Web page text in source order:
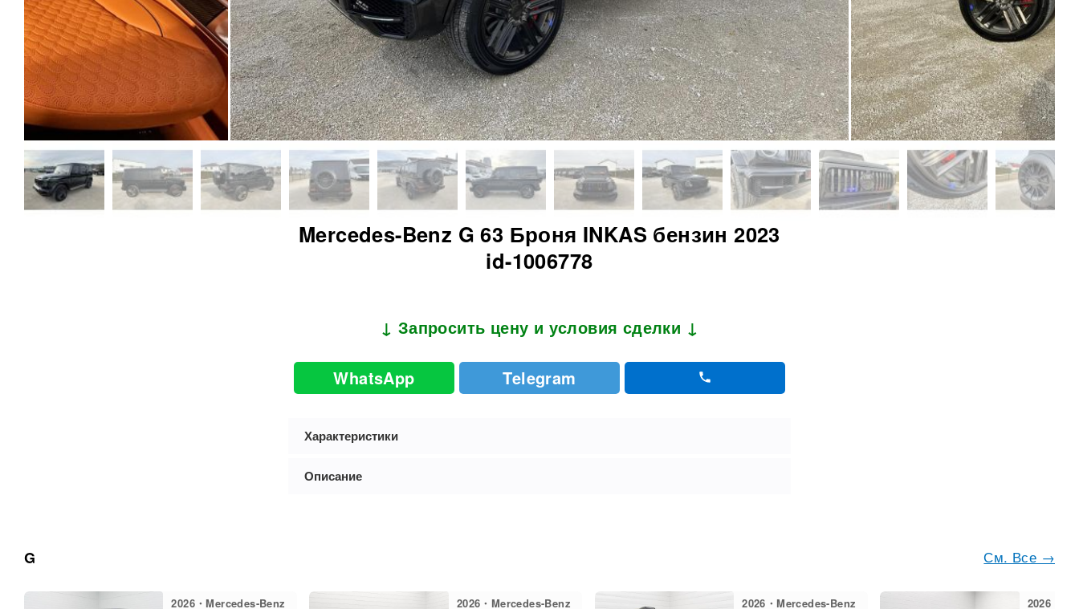
Mercedes-Benz G 63 Броня INKAS бензин 2023
id-1006778
↓ Запросить цену и условия сделки ↓
WhatsApp Telegram
Характеристики
Описание
См. Все →
G
2026・Mercedes-Benz 2026・Mercedes-Benz 2026・Mercedes-Benz 2026・